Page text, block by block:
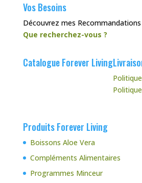
Vos Besoins
Découvrez mes Recommandations
Que recherchez-vous ?
Catalogue Forever Living
Produits Forever Living
Boissons Aloe Vera
Compléments Alimentaires
Programmes Minceur